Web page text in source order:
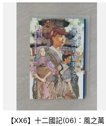
【XX6】十二國記(06)：風之萬